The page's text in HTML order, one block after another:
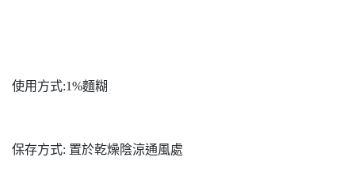
使用方式:1%麵糊
保存方式: 置於乾燥陰涼通風處